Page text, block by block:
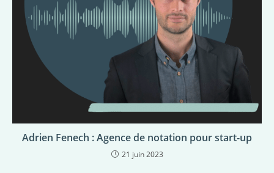
Adrien Fenech : Agence de notation pour start-up
21 juin 2023